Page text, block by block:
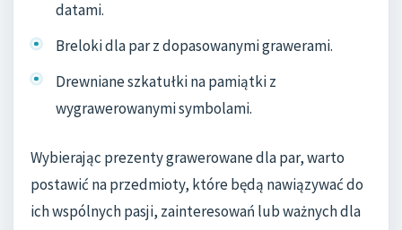
datami.
Breloki dla par z dopasowanymi grawerami.
Drewniane szkatułki na pamiątki z
wygrawerowanymi symbolami.
Wybierając prezenty grawerowane dla par, warto
postawić na przedmioty, które będą nawiązywać do
ich wspólnych pasji, zainteresowań lub ważnych dla